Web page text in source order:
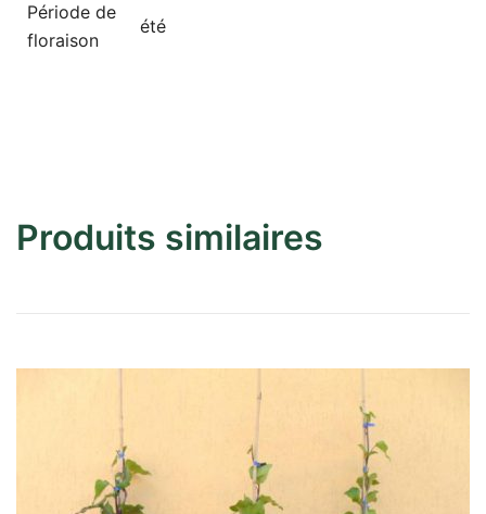
Période de
floraison
été
Produits similaires